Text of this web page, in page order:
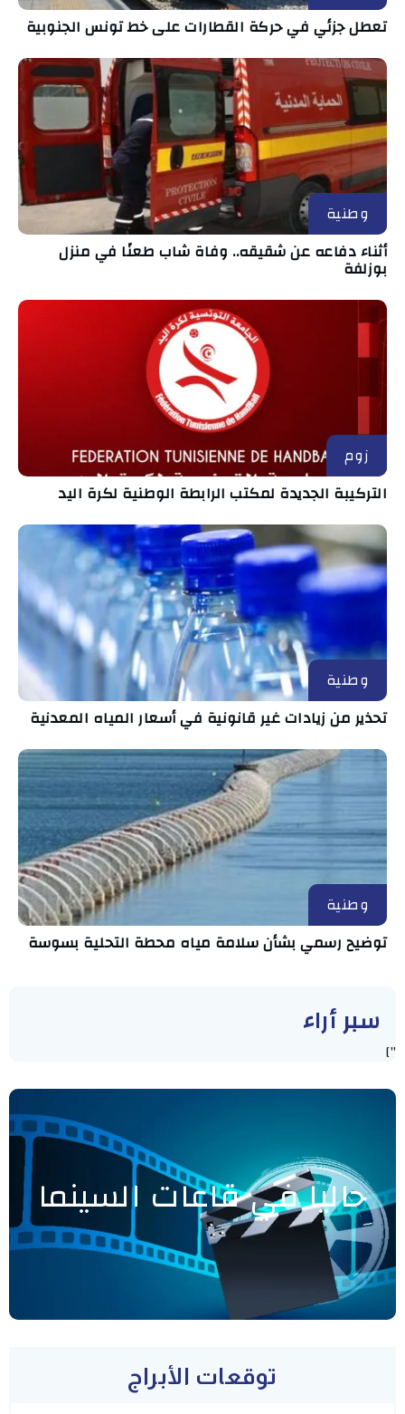
تعطل جزئي في حركة القطارات على خط تونس الجنوبية
وطنية
أثناء دفاعه عن شقيقه.. وفاة شاب طعنًا في منزل
بوزلفة
زوم
التركيبة الجديدة لمكتب الرابطة الوطنية لكرة اليد
وطنية
تحذير من زيادات غير قانونية في أسعار المياه المعدنية
وطنية
توضيح رسمي بشأن سلامة مياه محطة التحلية بسوسة
سبر أراء
"]
حاليا في قاعات السينما
توقعات الأبراج